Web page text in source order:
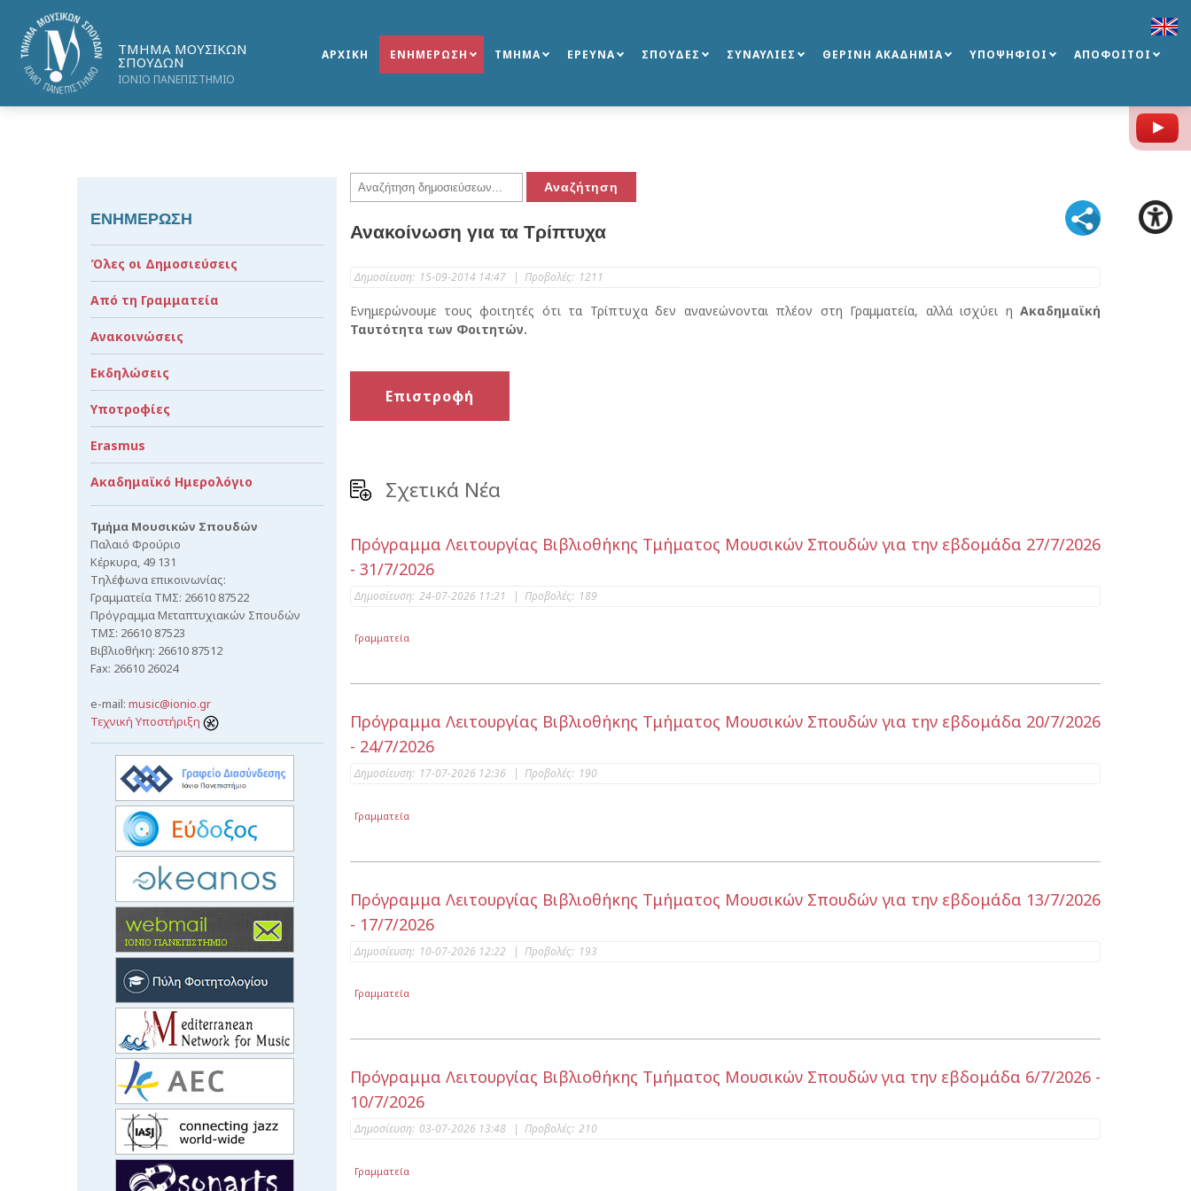
ΤΜΗΜΑ ΜΟΥΣΙΚΩΝ
ΣΠΟΥΔΩΝ
ΙΟΝΙΟ ΠΑΝΕΠΙΣΤΗΜΙΟ
ΑΡΧΙΚΗ ΕΝΗΜΕΡΩΣΗ ΤΜΗΜΑ ΕΡΕΥΝΑ ΣΠΟΥΔΕΣ ΣΥΝΑΥΛΙΕΣ ΘΕΡΙΝΗ ΑΚΑΔΗΜΙΑ ΥΠΟΨΗΦΙΟΙ ΑΠΟΦΟΙΤΟΙ
Ανακοίνωση για τα Τρίπτυχα
Δημοσίευση: 15-09-2014 14:47 | Προβολές: 1211
Ενημερώνουμε τους φοιτητές ότι τα Τρίπτυχα δεν ανανεώνονται πλέον στη Γραμματεία, αλλά ισχύει η Ακαδημαϊκή
Ταυτότητα των Φοιτητών.
Επιστροφή
Σχετικά Νέα
Πρόγραμμα Λειτουργίας Βιβλιοθήκης Τμήματος Μουσικών Σπουδών για την εβδομάδα 27/7/2026
- 31/7/2026
Δημοσίευση: 24-07-2026 11:21 | Προβολές: 189
Γραμματεία
Πρόγραμμα Λειτουργίας Βιβλιοθήκης Τμήματος Μουσικών Σπουδών για την εβδομάδα 20/7/2026
- 24/7/2026
Δημοσίευση: 17-07-2026 12:36 | Προβολές: 190
Γραμματεία
Πρόγραμμα Λειτουργίας Βιβλιοθήκης Τμήματος Μουσικών Σπουδών για την εβδομάδα 13/7/2026
- 17/7/2026
Δημοσίευση: 10-07-2026 12:22 | Προβολές: 193
Γραμματεία
Πρόγραμμα Λειτουργίας Βιβλιοθήκης Τμήματος Μουσικών Σπουδών για την εβδομάδα 6/7/2026 -
10/7/2026
Δημοσίευση: 03-07-2026 13:48 | Προβολές: 210
Γραμματεία
ΕΝΗΜΕΡΩΣΗ
Όλες οι Δημοσιεύσεις
Από τη Γραμματεία
Ανακοινώσεις
Εκδηλώσεις
Υποτροφίες
Erasmus
Ακαδημαϊκό Ημερολόγιο
Τμήμα Μουσικών Σπουδών
Παλαιό Φρούριο
Κέρκυρα, 49 131
Τηλέφωνα επικοινωνίας:
Γραμματεία ΤΜΣ: 26610 87522
Πρόγραμμα Μεταπτυχιακών Σπουδών
ΤΜΣ: 26610 87523
Βιβλιοθήκη: 26610 87512
Fax: 26610 26024
e-mail: music@ionio.gr
Τεχνική Υποστήριξη